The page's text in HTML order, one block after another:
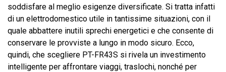
soddisfare al meglio esigenze diversificate. Si tratta infatti
di un elettrodomestico utile in tantissime situazioni, con il
quale abbattere inutili sprechi energetici e che consente di
conservare le provviste a lungo in modo sicuro. Ecco,
quindi, che scegliere PT-FR43S si rivela un investimento
intelligente per affrontare viaggi, traslochi, nonché per